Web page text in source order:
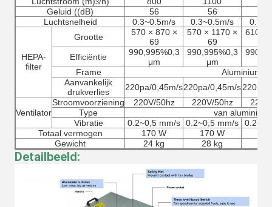
3
Geluid ((dB)
56 56
Luchtsnelheid
0.3~0.5m/s 0.3~0.5m/s
HEPA-
filter
Grootte
570 × 870 ×
69
570 × 1170 ×
69
610 ×
Efficiëntie
990,995%0,3
μm
990,995%0,3
μm
Frame
Aluminium
Aanvankelijk
drukverlies
220pa/0,45m/s220pa/0,45m/s220pa/
Ventilator
Stroomvoorziening 220V/50hz 220V/50hz
Type
van aluminium
Vibratie
0.2~0,5 mm/s 0.2~0,5 mm/s
Totaal vermogen
170 W 170 W
Gewicht
24 kg 28 kg
Detailbeeld: